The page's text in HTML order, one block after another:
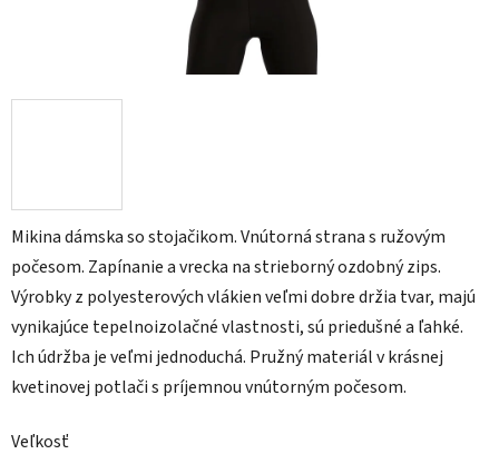
Mikina dámska so stojačikom. Vnútorná strana s ružovým
počesom. Zapínanie a vrecka na strieborný ozdobný zips.
Výrobky z polyesterových vlákien veľmi dobre držia tvar, majú
vynikajúce tepelnoizolačné vlastnosti, sú priedušné a ľahké.
Ich údržba je veľmi jednoduchá. Pružný materiál v krásnej
kvetinovej potlači s príjemnou vnútorným počesom.
Veľkosť